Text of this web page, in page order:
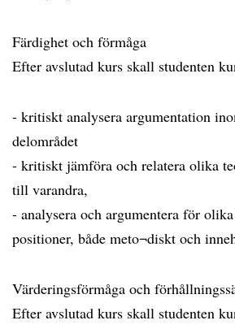
Färdighet och förmåga
Efter avslutad kurs skall studenten
- kritiskt analysera argumentation
delområdet
- kritiskt jämföra och relatera olika
till varandra,
- analysera och argumentera för
positioner, både meto¬diskt och
Värderingsförmåga och
Efter avslutad kurs skall studenten